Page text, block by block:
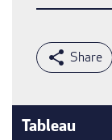
Tableau